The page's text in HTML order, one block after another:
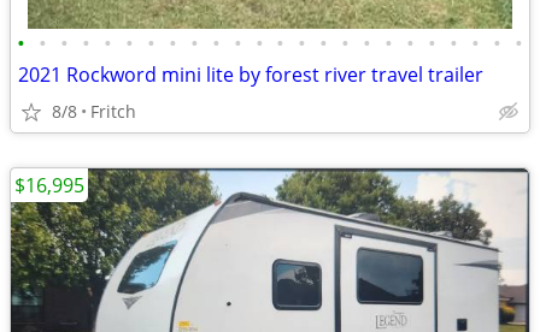
• • • • • • • • • • • • • • • • • • • • • • • •
2021 Rockword mini lite by forest river travel trailer
8/8 Fritch
$16,995